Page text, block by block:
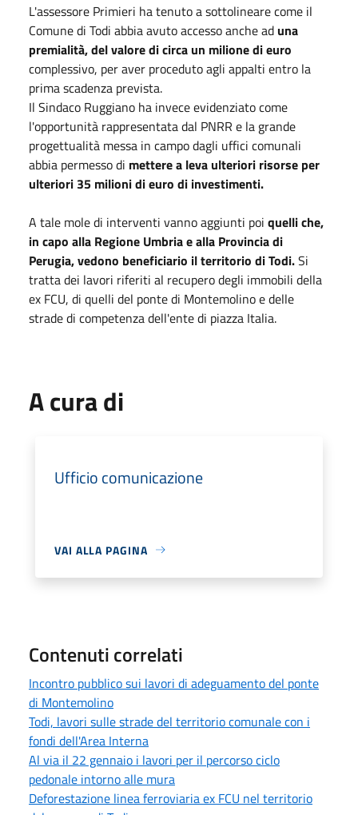
L'assessore Primieri ha tenuto a sottolineare come il
Comune di Todi abbia avuto accesso anche ad una
premialità, del valore di circa un milione di euro
complessivo, per aver proceduto agli appalti entro la
prima scadenza prevista.
Il Sindaco Ruggiano ha invece evidenziato come
l'opportunità rappresentata dal PNRR e la grande
progettualità messa in campo dagli uffici comunali
abbia permesso di mettere a leva ulteriori risorse per
ulteriori 35 milioni di euro di investimenti.
A tale mole di interventi vanno aggiunti poi quelli che,
in capo alla Regione Umbria e alla Provincia di
Perugia, vedono beneficiario il territorio di Todi.Si
trattadei lavori riferiti al recupero degli immobili della
ex FCU, di quelli del ponte di Montemolino e delle
strade di competenza dell'ente di piazza Italia.
A cura di
Ufficio comunicazione
VAI ALLA PAGINA
Contenuti correlati
Incontro pubblico sui lavori di adeguamento del ponte
di Montemolino
Todi, lavori sulle strade del territorio comunale con i
fondi dell'Area Interna
Al via il 22 gennaio i lavori per il percorso ciclo
pedonale intorno alle mura
Deforestazione linea ferroviaria ex FCU nel territorio